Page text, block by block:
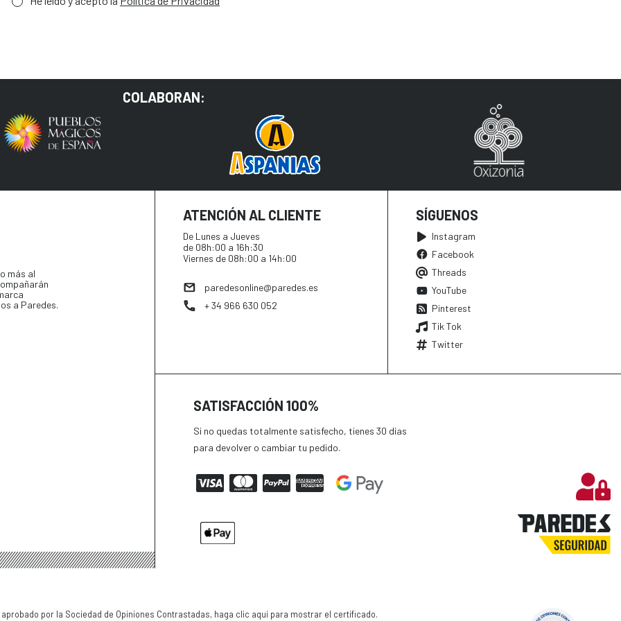
COLABORAN:
más al
a Paredes.
ATENCIÓN AL CLIENTE
De Lunes a Jueves
de 08h:00 a 16h:30
Viernes de 08h:00 a 14h:00
paredesonline@paredes.es
+ 34 966 630 052
SÍGUENOS
Instagram
Facebook
Threads
YouTube
Pinterest
Tik Tok
Twitter
SATISFACCIÓN 100%
Si no quedas totalmente satisfecho, tienes 30 días
para devolver o cambiar tu pedido.
por la Sociedad de Opiniones Contrastadas, haga clic aquí para mostrar el certificado.